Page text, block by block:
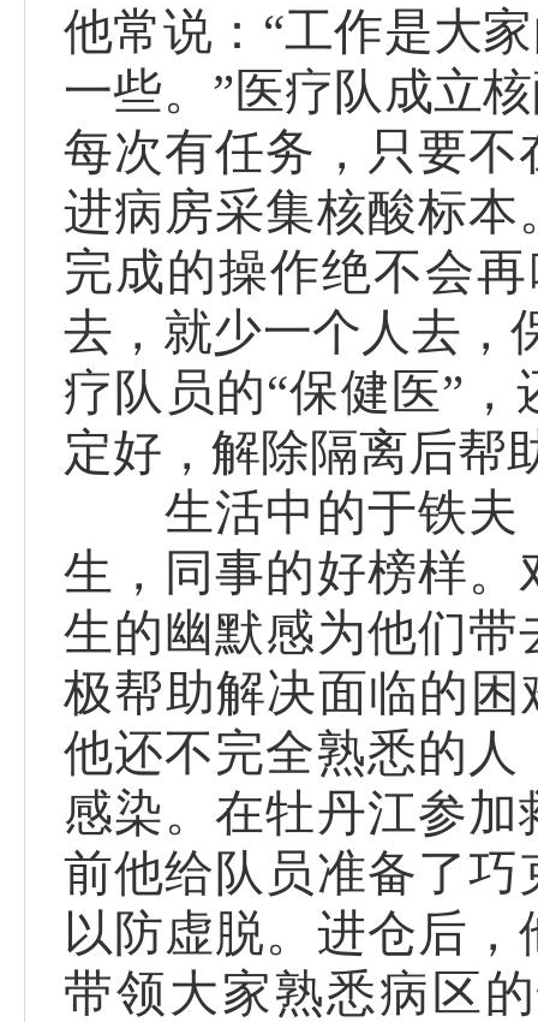
他常说：“工作是大
一些。”医疗队成立
每次有任务，只要
进病房采集核酸标
完成的操作绝不会
去，就少一个人去，
疗队员的“保健医”
定好，解除隔离后帮
生活中的于铁夫
生，同事的好榜样
生的幽默感为他们
极帮助解决面临的困
他还不完全熟悉的
感染。在牡丹江参
前他给队员准备了
以防虚脱。进仓后
带领大家熟悉病区